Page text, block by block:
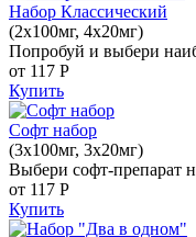
Набор Классический
(2x100мг, 4x20мг)
Попробуй и выбери
от 117 Р
Купить
Софт набор
(3x100мг, 3x20мг)
Выбери софт-препарат
от 117 Р
Купить